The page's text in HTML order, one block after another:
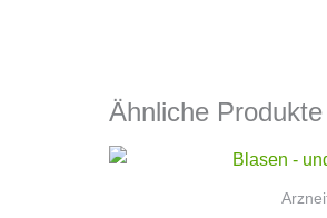
Ähnliche Produkte